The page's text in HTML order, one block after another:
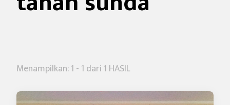
Menampilkan: 1 - 1 dari 1 HASIL